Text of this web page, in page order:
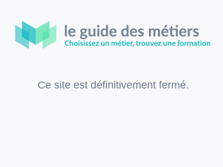
Ce site est définitivement fermé.